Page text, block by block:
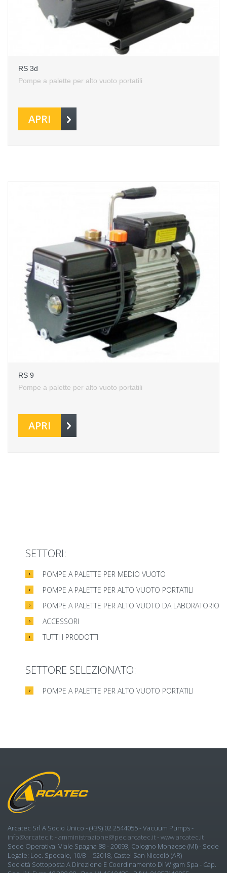
RS 3d
Pompe a palette per alto vuoto portatili
APRI
RS 9
Pompe a palette per alto vuoto portatili
APRI
SETTORI:
POMPE A PALETTE PER MEDIO VUOTO
POMPE A PALETTE PER ALTO VUOTO PORTATILI
POMPE A PALETTE PER ALTO VUOTO DA LABORATORIO
ACCESSORI
TUTTI I PRODOTTI
SETTORE SELEZIONATO:
POMPE A PALETTE PER ALTO VUOTO PORTATILI
Arcatec Srl A Socio Unico - (+39) 02 2544055 -Vacuum Pumps-
info@arcatec.it-amministrazione@pec.arcatec.it-www.arcatec.it
Sede Operativa: Viale Spagna 88 - 20093, Cologno Monzese (MI)- Sede
Legale: Loc. Spedale, 10/b – 52018, Castel San Niccolò (AR)
Società Sottoposta A Direzione E Coordinamento Di Wigam Spa - Cap.